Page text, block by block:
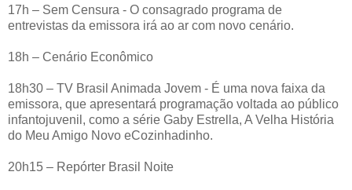
17h – Sem Censura - O consagrado programa de
entrevistas da emissora irá ao ar com novo cenário.
18h – Cenário Econômico
18h30 – TV Brasil Animada Jovem - É uma nova faixa da
emissora, que apresentará programação voltada ao público
infantojuvenil, como a série Gaby Estrella, A Velha História
do Meu Amigo Novo eCozinhadinho.
20h15 – Repórter Brasil Noite